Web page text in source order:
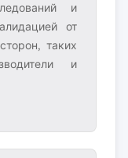
и
от
таких
и